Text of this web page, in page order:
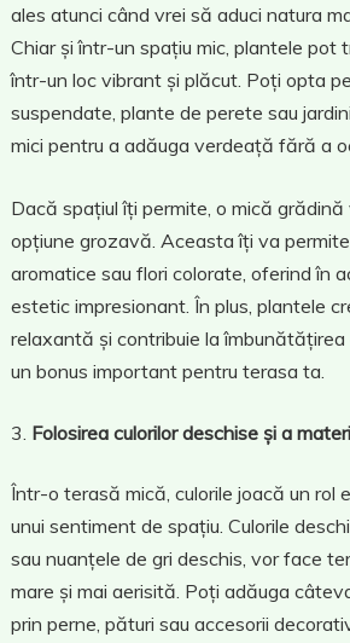
ales atunci când vrei să aduci natura
Chiar și într-un spațiu mic, plantele pot
într-un loc vibrant și plăcut. Poți opta
suspendate, plante de perete sau
mici pentru a adăuga verdeață fără a
Dacă spațiul îți permite, o mică
opțiune grozavă. Aceasta îți va
aromatice sau flori colorate, oferind în
estetic impresionant. În plus, plantele
relaxantă și contribuie la îmbunătățirea
un bonus important pentru terasa ta.
Folosirea culorilor deschise și a
Într-o terasă mică, culorile joacă un rol
unui sentiment de spațiu. Culorile
sau nuanțele de gri deschis, vor face
mare și mai aerisită. Poți adăuga
prin perne, pături sau accesorii